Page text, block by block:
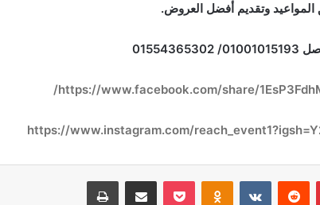
المواعيد وتقديم أفضل العروض.
https://www.facebook.com/share/
https://www.instagram.com/
بينتيريست ‏Reddit
‏VKontakte
Odnoklassniki بوكيت مشاركة عبر البريد طباعة